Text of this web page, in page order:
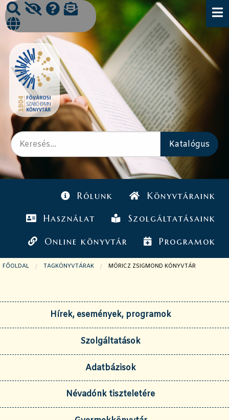
Rólunk Könyvtáraink
Használat Szolgáltatásaink
Online könyvtár Programok
FŐOLDAL TAGKÖNYVTÁRAK JELENLEGI OLDAL:
MÓRICZ ZSIGMOND KÖNYVTÁR
Hírek, események, programok
Szolgáltatások
Adatbázisok
Névadónk tiszteletére